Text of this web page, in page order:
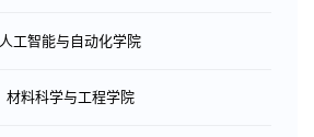
人工智能与自动化学院
材料科学与工程学院